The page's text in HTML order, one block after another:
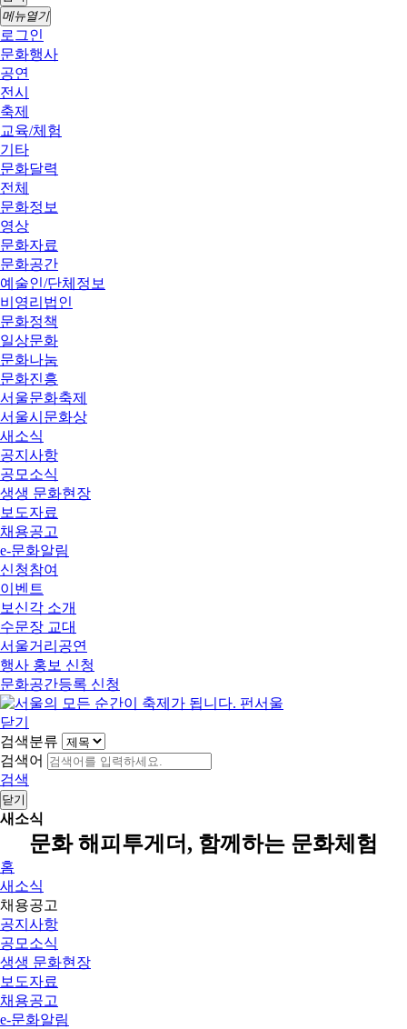
메뉴열기
로그인
문화행사
공연
전시
축제
교육/체험
기타
문화달력
전체
문화정보
영상
문화자료
문화공간
예술인/단체정보
비영리법인
문화정책
일상문화
문화나눔
문화진흥
서울문화축제
서울시문화상
새소식
공지사항
공모소식
생생 문화현장
보도자료
채용공고
e-문화알림
신청참여
이벤트
보신각 소개
수문장 교대
서울거리공연
행사 홍보 신청
문화공간등록 신청
닫기
검색분류
검색어
검색
닫기
새소식
문화 해피투게더, 함께하는 문화체험
홈
새소식
채용공고
공지사항
공모소식
생생 문화현장
보도자료
채용공고
e-문화알림